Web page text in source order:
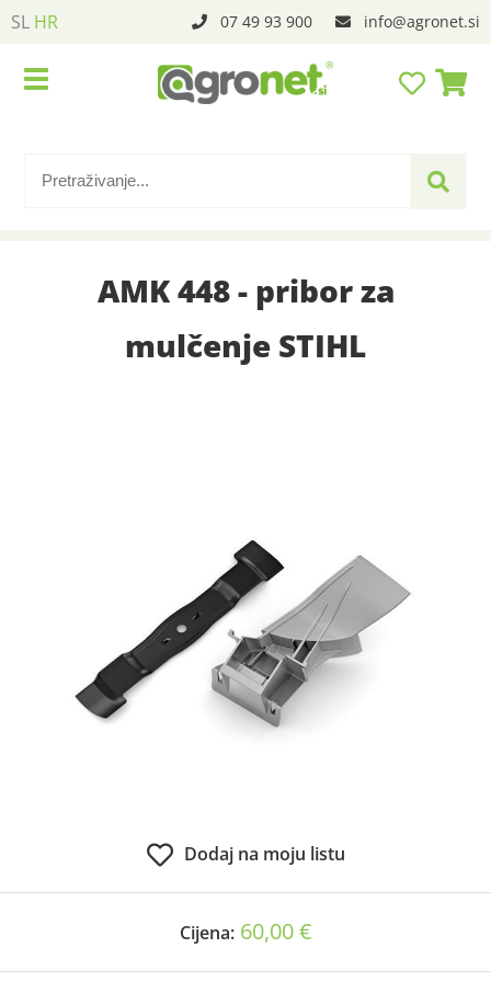
SL HR 07 49 93 900 info agronet.si
AMK 448 - pribor za
mulčenje STIHL
Dodaj na moju listu
Cijena: 60,00 €